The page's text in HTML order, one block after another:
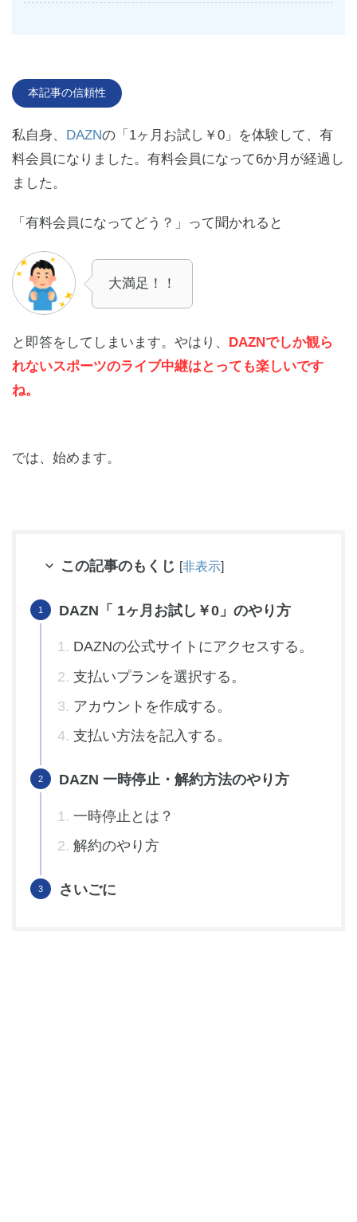
本記事の信頼性
私自身、 DAZNの「1ヶ月お試し￥0」を体験して、有
料会員になりました。有料会員になって6か月が経過し
ました。
「有料会員になってどう？」って聞かれると
大満足！！
と即答をしてしまいます。やはり、 DAZNでしか観ら
れないスポーツのライブ中継はとっても楽しいです
ね。
では、始めます。
この記事のもくじ [非表示]
DAZN「 1ヶ月お試し￥0」のやり方
DAZNの公式サイトにアクセスする。
支払いプランを選択する。
アカウントを作成する。
支払い方法を記入する。
DAZN 一時停止・解約方法のやり方
一時停止とは？
解約のやり方
さいごに